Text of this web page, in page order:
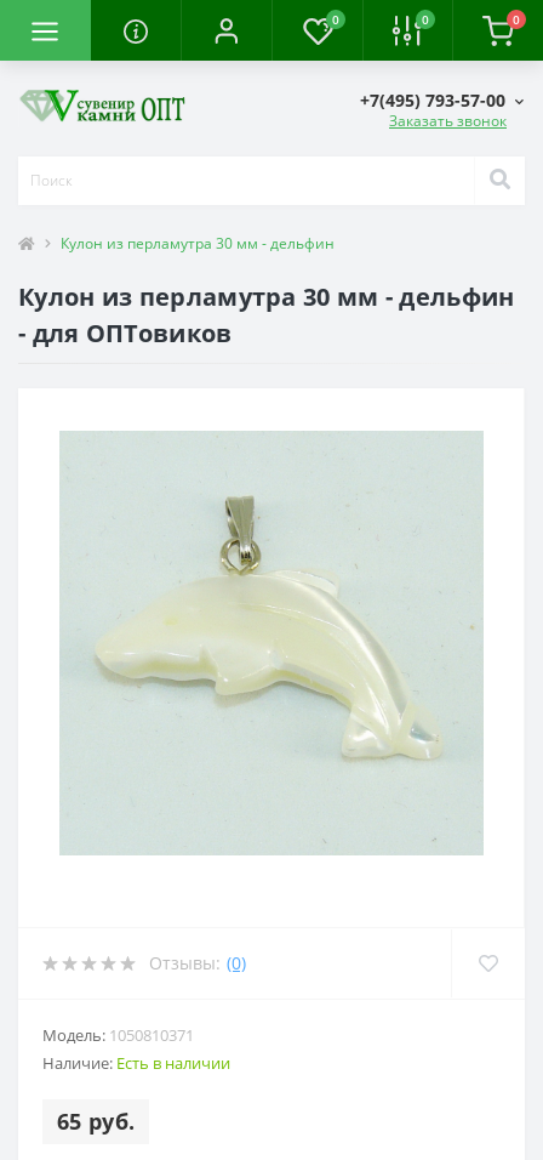
0 0 0
+7(495) 793-57-00
Заказать звонок
Кулон из перламутра 30 мм - дельфин
Кулон из перламутра 30 мм - дельфин
- для ОПТовиков
Отзывы: (0)
Модель: 1050810371
Наличие: Есть в наличии
65 руб.